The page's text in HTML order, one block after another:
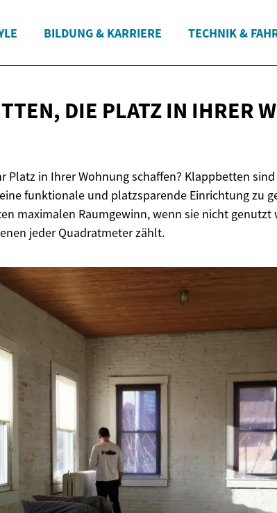
BILDUNG & KARRIERE TECHNIK &
DIE PLATZ IN IHRER
Platz in Ihrer Wohnung schaffen? Klappbetten
funktionale und platzsparende Einrichtung zu
maximalen Raumgewinn, wenn sie nicht genutzt
jeder Quadratmeter zählt.